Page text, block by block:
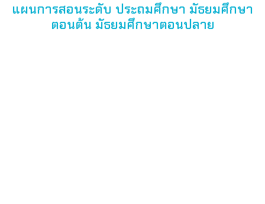
แผนการสอนระดับ ประถมศึกษา มัธยมศึกษา
ตอนต้น มัธยมศึกษาตอนปลาย